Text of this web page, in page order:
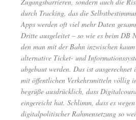
durch Tracking, das die
Apps werden oft viel mehr Daten
Dritte ausgeleitet – so wie es beim DB
den man mit der Bahn inzwischen
alternative Ticket- und
abgebaut werden. Das ist
mit öffentlichen Verkehrsmitteln völlig
begrüße ausdrücklich, dass
eingereicht hat. Schlimm, dass es
digitalpolitischer Rahmensetzung so